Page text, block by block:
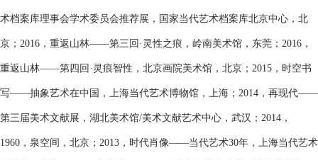
术档案库理事会学术委员会推荐展，国家当代艺术档案库北京中心，北
京；2016，重返山林——第三回·灵性之痕，岭南美术馆，东莞；2016，
重返山林——第四回·灵痕智性，北京画院美术馆，北京；2015，时空书
写——抽象艺术在中国，上海当代艺术博物馆，上海；2014，再现代——
第三届美术文献展，湖北美术馆/美术文献艺术中心，武汉；2014，
1960，泉空间，北京；2013，时代肖像——当代艺术30年，上海当代艺术